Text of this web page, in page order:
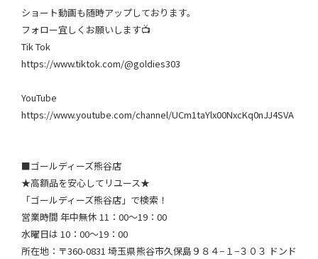
ショート動画も随時アップしております。
フォロー宜しくお願いします📺
Tik Tok
https://www.tiktok.com/@goldies303
YouTube
https://www.youtube.com/channel/UCm1taYlx00NxcKq0nJJ4SVA
■ゴールディーズ熊谷店
★高額品を安心してリユース★
「ゴールディーズ熊谷店」で検索！
営業時間 年中無休 11：00～19：00
水曜日は 10：00～19：00
所在地：〒360-0831 埼玉県熊谷市久保島９８４−１−３０３ ドンド